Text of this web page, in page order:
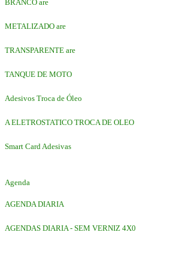
BRANCO are
METALIZADO are
TRANSPARENTE are
TANQUE DE MOTO
Adesivos Troca de Óleo
A ELETROSTATICO TROCA DE OLEO
Smart Card Adesivas
Agenda
AGENDA DIARIA
AGENDAS DIARIA - SEM VERNIZ 4X0